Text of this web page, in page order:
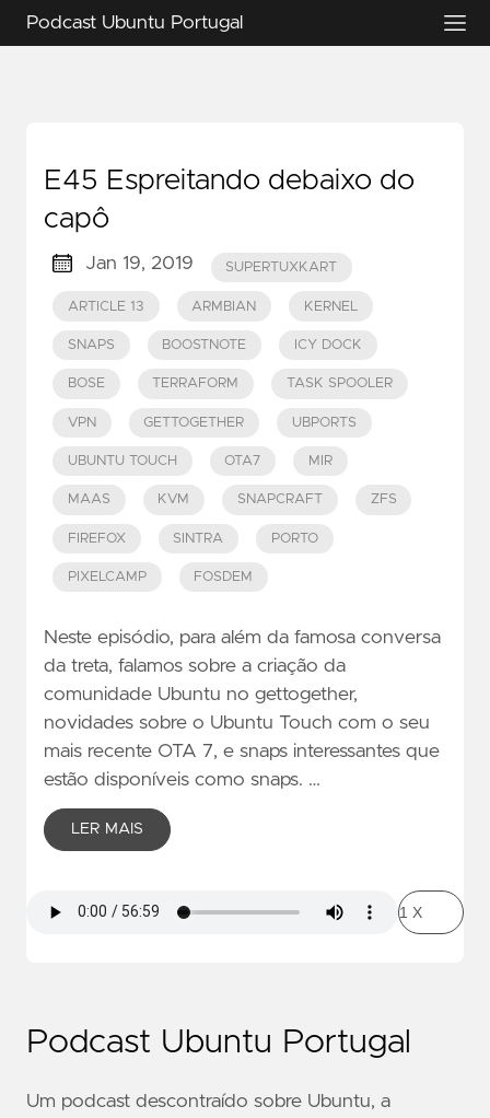
Podcast Ubuntu Portugal
E45 Espreitando debaixo do
capô
Jan 19, 2019 SUPERTUXKART
ARTICLE 13 ARMBIAN KERNEL
SNAPS BOOSTNOTE ICY DOCK
BOSE TERRAFORM TASK SPOOLER
VPN GETTOGETHER UBPORTS
UBUNTU TOUCH OTA7 MIR
MAAS KVM SNAPCRAFT ZFS
FIREFOX SINTRA PORTO
PIXELCAMP FOSDEM
Neste episódio, para além da famosa conversa
da treta, falamos sobre a criação da
comunidade Ubuntu no gettogether,
novidades sobre o Ubuntu Touch com o seu
mais recente OTA 7, e snaps interessantes que
estão disponíveis como snaps. …
LER MAIS
Podcast Ubuntu Portugal
Um podcast descontraído sobre Ubuntu, a